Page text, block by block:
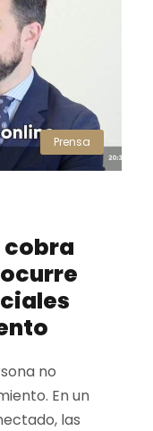
Prensa
cobra
no
En un
las